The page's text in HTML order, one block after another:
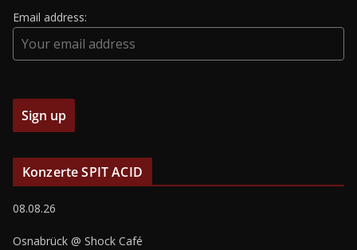
Email address:
Konzerte SPIT ACID
08.08.26
Osnabrück @ Shock Café